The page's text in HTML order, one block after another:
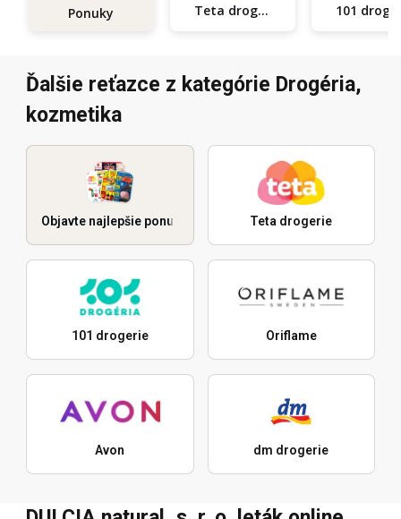
Ponuky Teta drogerie
Ďalšie reťazce z kategórie Drogéria,
kozmetika
Objavte najlepšie ponuky Teta drogerie
101 drogerie Oriflame
Avon dm drogerie